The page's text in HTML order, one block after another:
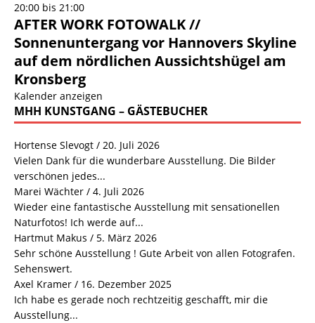
20:00 bis 21:00
AFTER WORK FOTOWALK //
Sonnenuntergang vor Hannovers Skyline
auf dem nördlichen Aussichtshügel am
Kronsberg
Kalender anzeigen
MHH KUNSTGANG – GÄSTEBUCHER
Hortense Slevogt / 20. Juli 2026
Vielen Dank für die wunderbare Ausstellung. Die Bilder
verschönen jedes...
Marei Wächter / 4. Juli 2026
Wieder eine fantastische Ausstellung mit sensationellen
Naturfotos! Ich werde auf...
Hartmut Makus / 5. März 2026
Sehr schöne Ausstellung ! Gute Arbeit von allen Fotografen.
Sehenswert.
Axel Kramer / 16. Dezember 2025
Ich habe es gerade noch rechtzeitig geschafft, mir die
Ausstellung...